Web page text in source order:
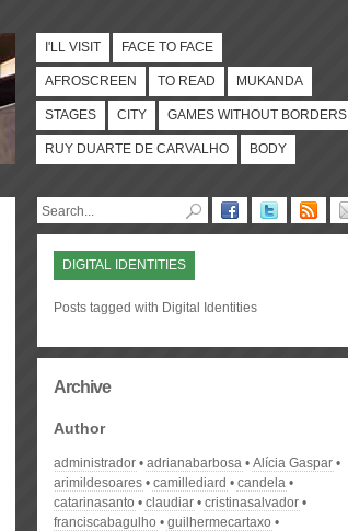
I'LL VISIT FACE TO FACE
AFROSCREEN TO READ MUKANDA
STAGES CITY GAMES WITHOUT BORDERS
RUY DUARTE DE CARVALHO BODY
DIGITAL IDENTITIES
Posts tagged with Digital Identities
Archive
Author
administrador adrianabarbosa
Alícia Gaspar
arimildesoares
camillediard
candela
catarinasanto
claudiar
cristinasalvador
franciscabagulho
guilhermecartaxo